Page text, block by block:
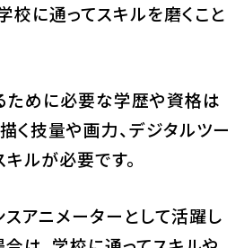
に通ってスキルを磨くこと
ために必要な学歴や資格は
く技量や画力、デジタルツー
ルが必要です。
アニメーターとして活躍し